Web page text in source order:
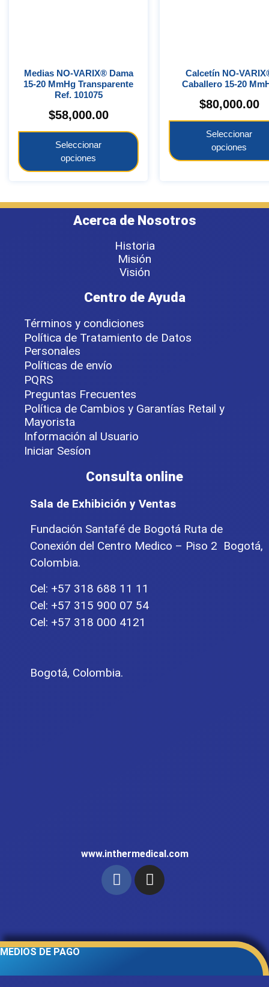
Medias NO-VARIX® Dama
15-20 MmHg Transparente
Ref. 101075
$58,000.00
Seleccionar
opciones
Calcetín NO-VARIX®
Caballero 15-20
$80,000.00
Seleccionar
opciones
Acerca de Nosotros
Historia
Misión
Visión
Centro de Ayuda
Términos y condiciones
Política de Tratamiento de Datos
Personales
Políticas de envío
PQRS
Preguntas Frecuentes
Política de Cambios y Garantías Retail y
Mayorista
Información al Usuario
Iniciar Sesíon
Consulta online
Sala de Exhibición y Ventas
Fundación Santafé de Bogotá Ruta de
Conexión del Centro Medico – Piso 2 Bogotá,
Colombia.
Cel: +57 318 688 11 11
Cel: +57 315 900 07 54
Cel: +57 318 000 4121
Bogotá, Colombia.
MEDIOS DE PAGO
www.inthermedical.com